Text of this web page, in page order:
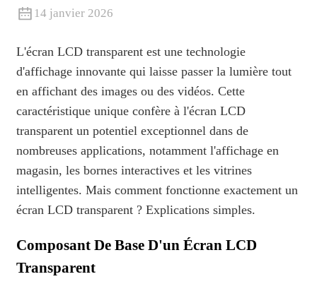
14 janvier 2026
L'écran LCD transparent est une technologie
d'affichage innovante qui laisse passer la lumière tout
en affichant des images ou des vidéos. Cette
caractéristique unique confère à l'écran LCD
transparent un potentiel exceptionnel dans de
nombreuses applications, notamment l'affichage en
magasin, les bornes interactives et les vitrines
intelligentes. Mais comment fonctionne exactement un
écran LCD transparent ? Explications simples.
Composant De Base D'un Écran LCD
Transparent